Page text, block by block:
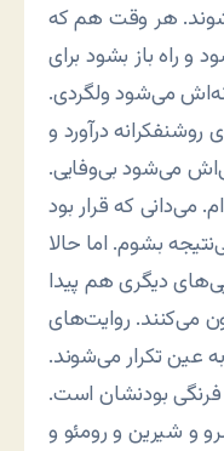
هر وقت هم که
و راه باز بشود برای
می‌شود ولگردی.
درآورد و
می‌شود بی‌وفایی.
که قرار بود
بشوم. اما حالا
دیگری هم پیدا
می‌کنند. روایت‌های
عین تکرار می‌شوند.
بودنشان است.
و شیرین و رومئو و